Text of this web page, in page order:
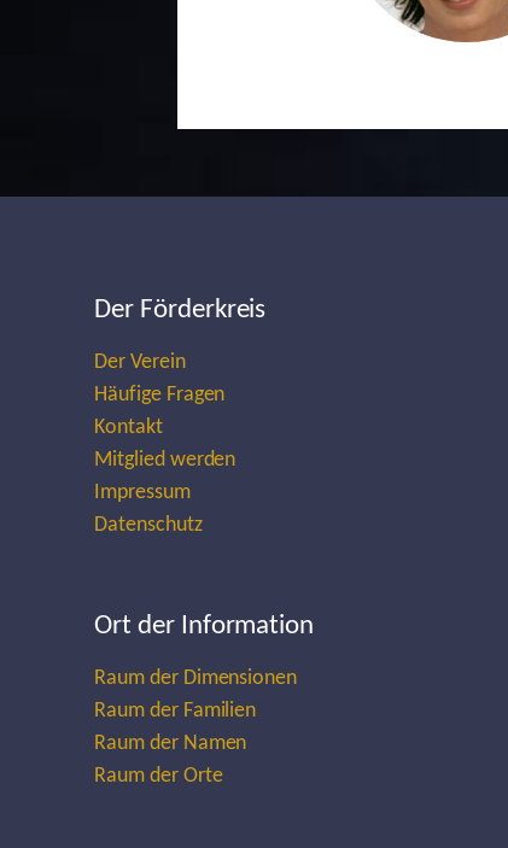
Der Förderkreis
Der Verein
Häufige Fragen
Kontakt
Mitglied werden
Impressum
Datenschutz
Ort der Information
Raum der Dimensionen
Raum der Familien
Raum der Namen
Raum der Orte